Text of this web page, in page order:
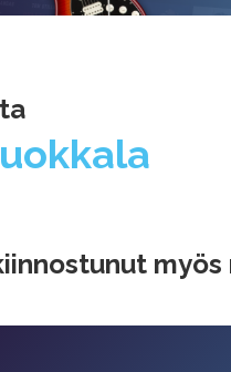
myös